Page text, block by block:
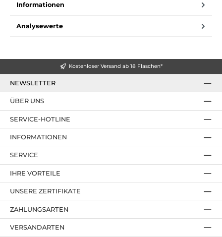
Informationen
Analysewerte
Kostenloser Versand ab 18 Flaschen*
NEWSLETTER
SERVICE-HOTLINE
IHRE VORTEILE
ZAHLUNGSARTEN
ÜBER UNS
UNSERE ZERTIFIKATE
INFORMATIONEN
SERVICE
VERSANDARTEN